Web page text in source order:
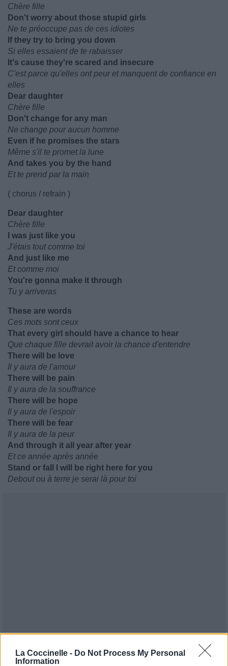
La Coccinelle - Do Not Process My Personal
Information
Chère fille
Don't worry about those stupid girls
Ne te préoccupe pas de ces idiotes
If they try to bring you down
Si elles essaient de te rabaisser
It's cause they're scared and insecure
C'est parce qu'elles ont peur et manquent de confiance en
elles
Dear daughter
Chère fille
Don't change for any man
Ne change pour aucun homme
Even if he promises the stars
Même s'il te promet la lune
And takes you by the hand
Et te prend par la main
( chorus / refrain )
Dear daughter
Chère fille
I was just like you
J'étais tout comme toi
And just like me
Et comme moi
You're gonna make it through
Tu y arriveras
These are words
Ces mots sont ceux
That every girl should have a chance to hear
Que chaque fille devrait avoir la chance d'entendre
There will be love
Il y aura de l'amour
There will be pain
Il y aura de la souffrance
There will be hope
Il y aura de l'espoir
There will be fear
Il y aura de la peur
And through it all year after year
Et ce année après année
Stand or fall I will be right here for you
Debout ou à terre je serai là pour toi